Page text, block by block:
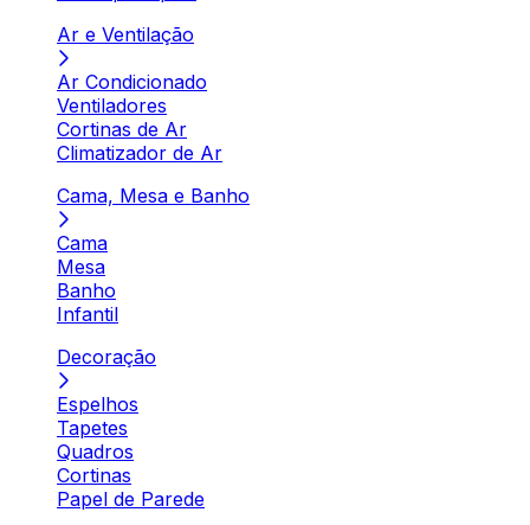
Ar e Ventilação
Ar Condicionado
Ventiladores
Cortinas de Ar
Climatizador de Ar
Cama, Mesa e Banho
Cama
Mesa
Banho
Infantil
Decoração
Espelhos
Tapetes
Quadros
Cortinas
Papel de Parede